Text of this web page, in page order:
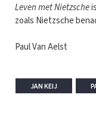
Leven met Nietzsche
zoals Nietzsche
Paul Van Aelst
JAN KEIJ